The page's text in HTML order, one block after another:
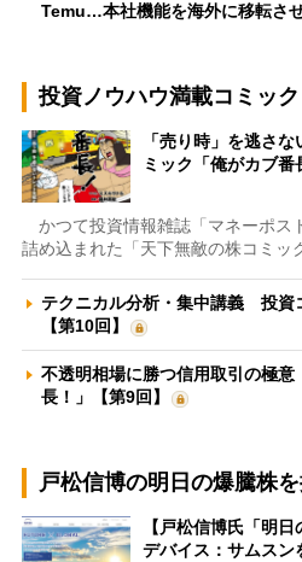
Temu…本社機能を海外に移転さ
投資ノウハウ満載コミック
「売り時」を逃さ
ミック「俺がカブ番
かつて投資情報雑誌「マネーポス
詰め込まれた「天下無敵の株コミッ
テクニカル分析・集中講義 投資
【第10回】
不透明相場に勝つ信用取引の極
長！」【第9回】
戸松信博の明日の爆騰株を
【戸松信博氏「明
デバイス：サムスン